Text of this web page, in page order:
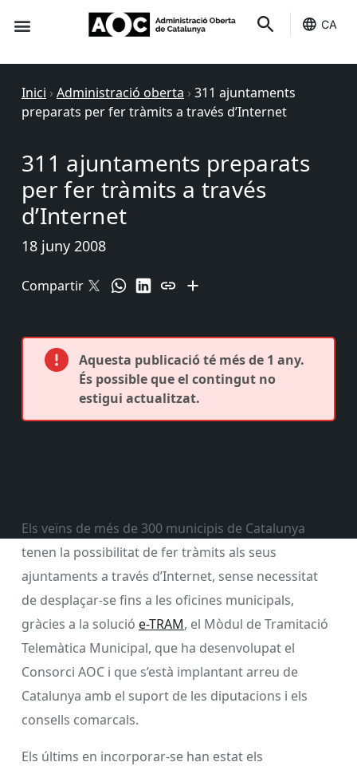
CA
Inici › Administració oberta › 311 ajuntaments
preparats per fer tràmits a través d’Internet
311 ajuntaments preparats
per fer tràmits a través
d’Internet
18 juny 2008
Compartir
Aquesta publicació té més de 1 any.
És possible que el contingut no
estigui actualitzat.
Els veïns de més de 300 municipis de Catalunya
tenen la possibilitat de fer tràmits als seus
ajuntaments a través d’Internet, sense necessitat
de desplaçar-se fins a les oficines municipals,
gràcies a la solució e-TRAM, el Mòdul de Tramitació
Telemàtica Municipal, que ha desenvolupat el
Consorci AOC i que s’està implantant arreu de
Catalunya amb el suport de les diputacions i els
consells comarcals.
Els últims en incorporar-se han estat els